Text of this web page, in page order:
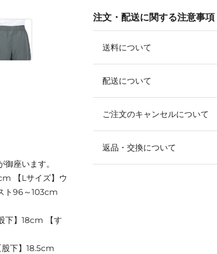
注文・配送に関する注意事項
送料について
配送について
ご注文のキャンセルについて
返品・交換について
座います。
【Lサイズ】ウ
ト96～103cm
下】18cm 【す
下】18.5cm